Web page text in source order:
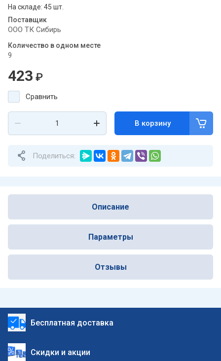
На складе: 45 шт.
Поставщик
ООО ТК Сибирь
Количество в одном месте
9
423 ₽
Сравнить
В корзину
Поделиться:
Описание
Параметры
Отзывы
Бесплатная доставка
Скидки и акции